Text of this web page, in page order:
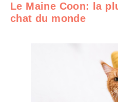
Le Maine Coon: la
chat du monde